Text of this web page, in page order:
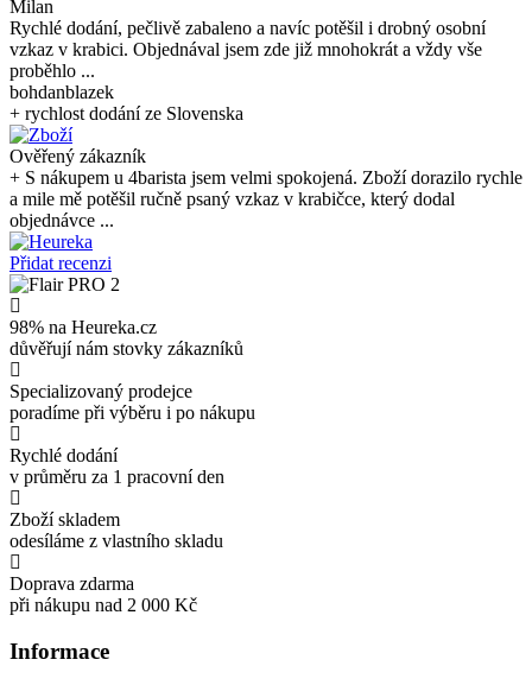
Milan
Rychlé dodání, pečlivě zabaleno a navíc potěšil i drobný osobní
vzkaz v krabici. Objednával jsem zde již mnohokrát a vždy vše
proběhlo ...
bohdanblazek
+ rychlost dodání ze Slovenska
Ověřený zákazník
+ S nákupem u 4barista jsem velmi spokojená. Zboží dorazilo rychle
a mile mě potěšil ručně psaný vzkaz v krabičce, který dodal
objednávce ...
Přidat recenzi
98% na Heureka.cz
důvěřují nám stovky zákazníků
Specializovaný prodejce
poradíme při výběru i po nákupu
Rychlé dodání
v průměru za 1 pracovní den
Zboží skladem
odesíláme z vlastního skladu
Doprava zdarma
při nákupu nad 2 000 Kč
Informace